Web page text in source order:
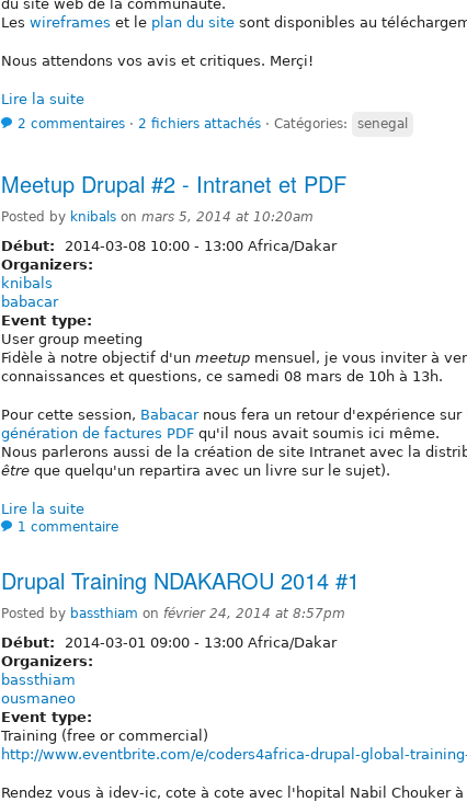
du site web de la communauté.
Les wireframes et le plan du site sont disponibles au
Nous attendons vos avis et critiques. Merçi!
Lire la suite
2 commentaires ⋅ 2 fichiers attachés ⋅ Catégories: senegal
Meetup Drupal #2 - Intranet et PDF
Posted by knibals on mars 5, 2014 at 10:20am
Début: 2014-03-08 10:00 - 13:00 Africa/Dakar
Organizers:
knibals
babacar
Event type:
User group meeting
Fidèle à notre objectif d'un meetup mensuel, je vous inviter à
connaissances et questions, ce samedi 08 mars de 10h à 13h.
Pour cette session, Babacarnous fera un retour d'expérience sur
génération de factures PDF qu'il nous avait soumis ici même.
Nous parlerons aussi de la création de site Intranet avec la
être que quelqu'un repartira avec un livre sur le sujet).
Lire la suite
1 commentaire
Drupal Training NDAKAROU 2014 #1
Posted by bassthiam on février 24, 2014 at 8:57pm
Début: 2014-03-01 09:00 - 13:00 Africa/Dakar
Organizers:
bassthiam
ousmaneo
Event type:
Training (free or commercial)
http://www.eventbrite.com/e/coders4africa-drupal-global-
Rendez vous à idev-ic, cote à cote avec l'hopital Nabil Chouker